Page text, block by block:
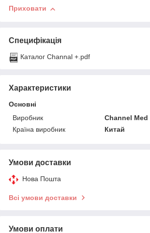
Приховати
Специфікація
Каталог Channal +.pdf
Характеристики
Основні
Виробник
Channel Med
Країна виробник
Китай
Умови доставки
Нова Пошта
Всі умови доставки
Умови оплати